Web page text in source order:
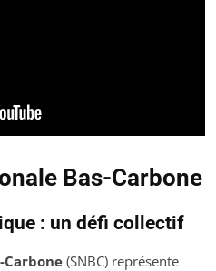
Bas-Carbone
: un défi collectif
Carbone(SNBC) représente